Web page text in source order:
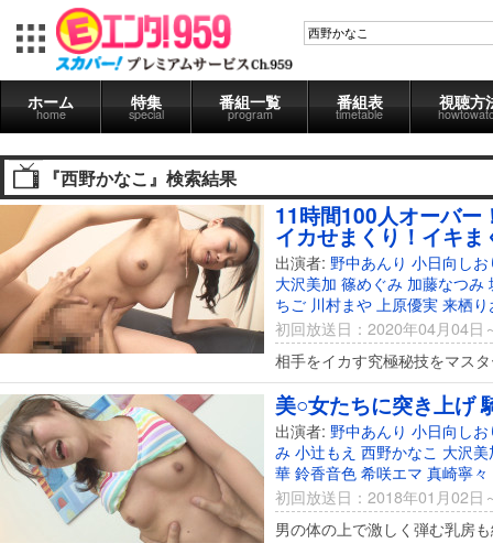
ホーム
home
特集
special
番組一覧
program
番組表
timetable
視聴方
『西野かなこ』検索結果
11時間100人オーバー
イカせまくり！イキま
出演者: 野中あんり 小日向しお
大沢美加 篠めぐみ 加藤なつみ
ちご 川村まや 上原優実 来栖り
初回放送日：2020年04月04日
相手をイカす究極秘技をマス
美○女たちに突き上げ
出演者: 野中あんり 小日向しお
み 小辻もえ 西野かなこ 大沢美
華 鈴香音色 希咲エマ 真崎寧々
初回放送日：2018年01月02日
男の体の上で激しく弾む乳房